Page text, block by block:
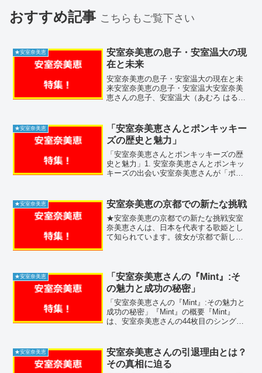
おすすめ記事 こちらもご覧下さい
★安室奈美恵
安室奈美恵の息子・安室温大の現
在と未来
安室奈美恵の息子・安室温大の現在と未
来安室奈美恵の息子・安室温大安室奈美
恵さんの息子、安室温大（あむろ はる
自分自身の道を歩んでいます。安室温大
さんは、一般人とし...
★安室奈美恵
「安室奈美恵さんとポンキッキー
ズの歴史と魅力」
「安室奈美恵さんとポンキッキーズの歴
史と魅力」1. 安室奈美恵さんとポンキッ
キーズの出会い安室奈美恵さんが「ポン
ツ」というユニットの一員として出演
し、子供たちに大人...
★安室奈美恵 安室奈美恵の京都での新たな挑戦
★安室奈美恵の京都での新たな挑戦安室
奈美恵さんは、日本を代表する歌姫とし
て知られています。彼女が京都で新しい
現代の融合について詳しく...
★安室奈美恵
「安室奈美恵さんの『Mint』:そ
の魅力と成功の秘密」
「安室奈美恵さんの『Mint』:その魅力と
成功の秘密」『Mint』の概要『Mint』
は、安室奈美恵さんの44枚目のシングル
系ドラマ『僕のヤバイ妻』の主題歌とし
て使...
★安室奈美恵
安室奈美恵さんの引退理由とは？
その真相に迫る